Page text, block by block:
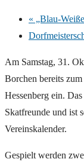
« „Blau-
Am Samstag, 31.
Borchen bereits
Hessenberg ein.
Skatfreunde und ist
Vereinskalender.
Gespielt werden